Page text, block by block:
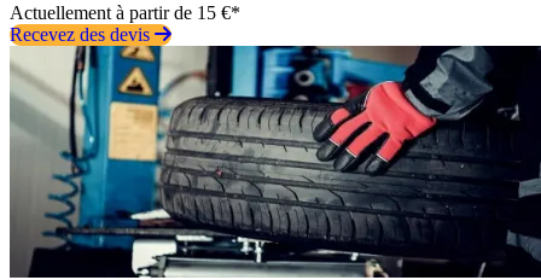
Actuellement à partir de 15 €*
Recevez des devis